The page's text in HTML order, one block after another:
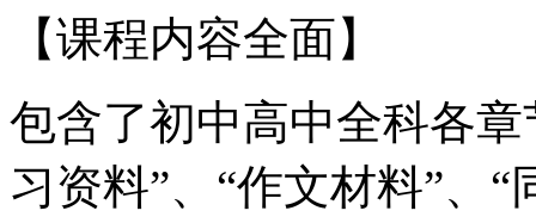
【课程内容全面】
包含了初中高中全科各
习资料”、“作文材料”、“